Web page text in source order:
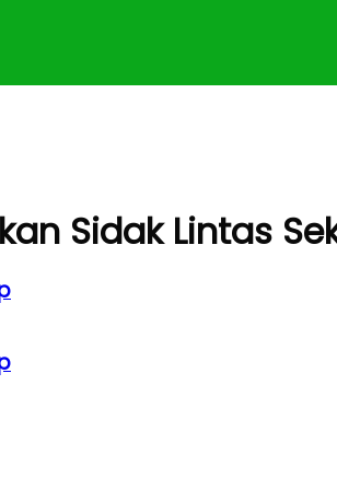
Sidak Lintas